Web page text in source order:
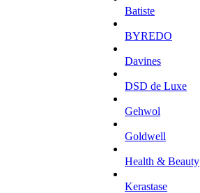
Batiste
BYREDO
Davines
DSD de Luxe
Gehwol
Goldwell
Health & Beauty
Kerastase